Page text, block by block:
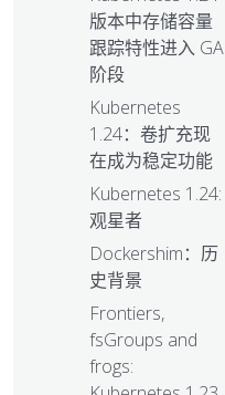
版本中存储容量
跟踪特性进入 GA
阶段
Kubernetes
1.24：卷扩充现
在成为稳定功能
Kubernetes 1.24:
观星者
Dockershim：历
史背景
Frontiers,
fsGroups and
frogs: